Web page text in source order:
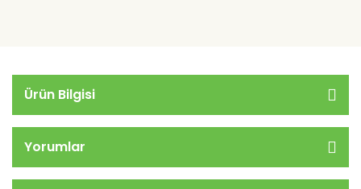
Ürün Bilgisi
Yorumlar